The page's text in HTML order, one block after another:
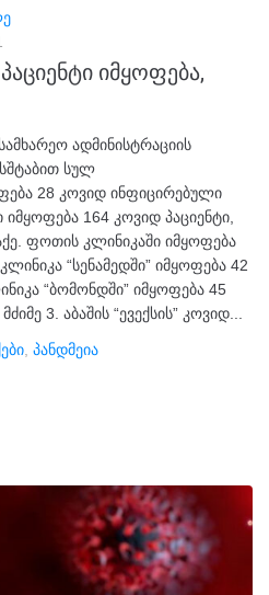
იმყოფება,
ადმინისტრაციის
სულ
28 კოვიდ ინფიცირებული
164 კოვიდ პაციენტი,
ფოთის კლინიკაში იმყოფება
“სენამედში” იმყოფება 42
“ბომონდში” იმყოფება 45
3. აბაშის “ევექსის” კოვიდ...
Პანდმეია